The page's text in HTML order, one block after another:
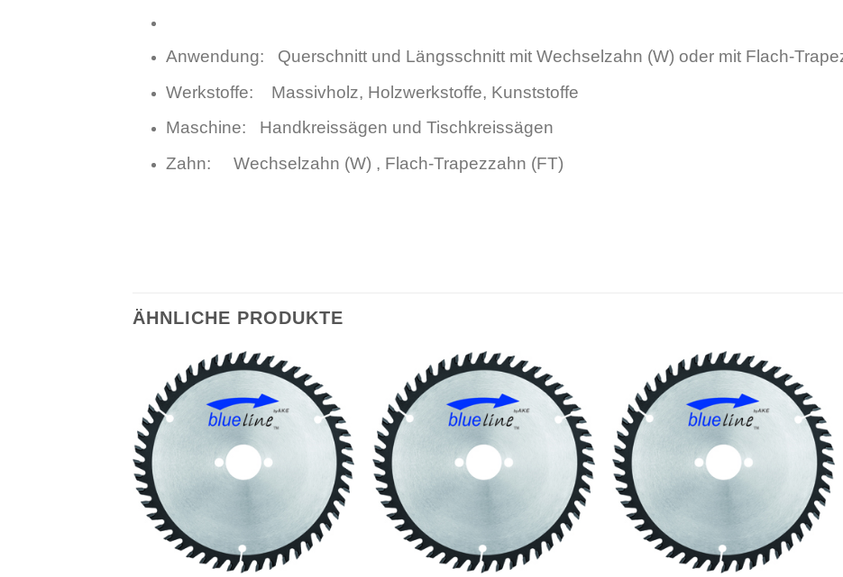
Anwendung: Querschnitt und Längsschnitt mit Wechselzahn (W) oder mit Flach-
Werkstoffe: Massivholz, Holzwerkstoffe, Kunststoffe
Maschine: Handkreissägen und Tischkreissägen
Zahn: Wechselzahn (W) , Flach-Trapezzahn (FT)
ÄHNLICHE PRODUKTE
hinzufügen
hinzufügen
hinzufügen